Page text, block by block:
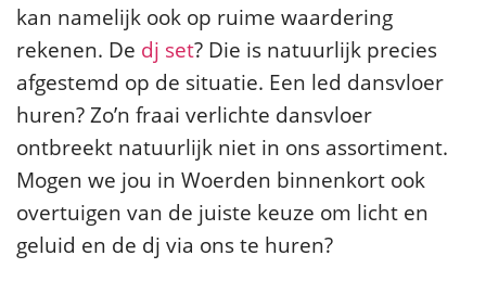
kan namelijk ook op ruime waardering
rekenen. De dj set? Die is natuurlijk precies
afgestemd op de situatie. Een led dansvloer
huren? Zo’n fraai verlichte dansvloer
ontbreekt natuurlijk niet in ons assortiment.
Mogen we jou in Woerden binnenkort ook
overtuigen van de juiste keuze om licht en
geluid en de dj via ons te huren?